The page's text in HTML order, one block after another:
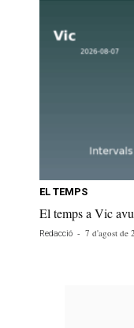
EL TEMPS
El temps a Vic
Redacció - 7 d'agost de